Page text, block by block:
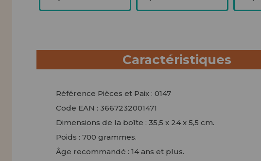
Caractéristiques
Référence Pièces et Paix : 0147
Code EAN : 3667232001471
Dimensions de la boîte : 35,5 x 24 x 5,5 cm.
Poids : 700 grammes.
Âge recommandé : 14 ans et plus.